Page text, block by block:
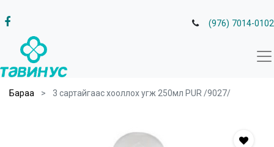
(976) 7014-0102
Бараа 3 сартайгаас хооллох угж 250мл PUR /9027/